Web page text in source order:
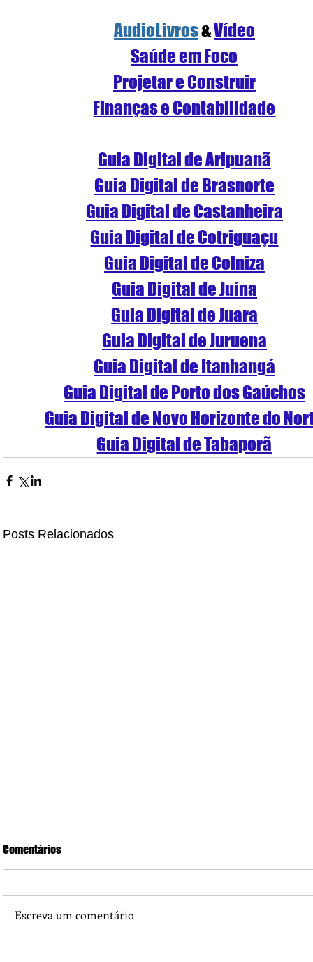
AudioLivros & Vídeo
Saúde em Foco
Projetar e Construir
Finanças e Contabilidade
Guia Digital de Aripuanã
Guia Digital de Brasnorte
Guia Digital de Castanheira
Guia Digital de Cotriguaçu
Guia Digital de Colniza
Guia Digital de Juína
Guia Digital de Juara
Guia Digital de Juruena
Guia Digital de Itanhangá
Guia Digital de Porto dos Gaúchos
Guia Digital de Novo Horizonte do
Guia Digital de Tabaporã
Posts Relacionados
Comentários
Escreva um comentário